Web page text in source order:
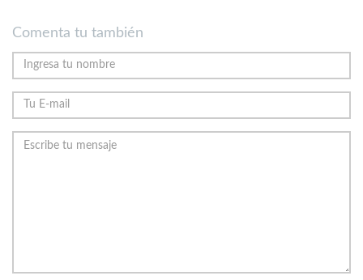
Comenta tu también